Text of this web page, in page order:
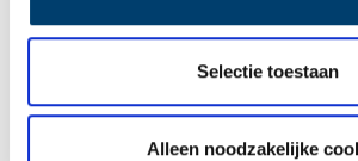
Selectie toestaan
Alleen noodzakelijke
Aanvullingen
Vul deze informatie aan of geef een